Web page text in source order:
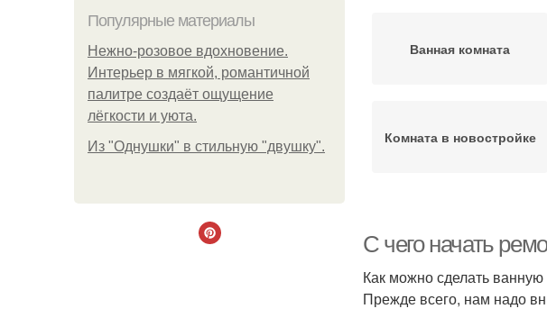
Популярные материалы
Нежно-розовое вдохновение.
Интерьер в мягкой, романтичной
палитре создаёт ощущение
лёгкости и уюта.
Из "Однушки" в стильную "двушку".
Ванная комната
Комната в новостройке
С чего начать
Как можно сделать
Прежде всего, нам надо